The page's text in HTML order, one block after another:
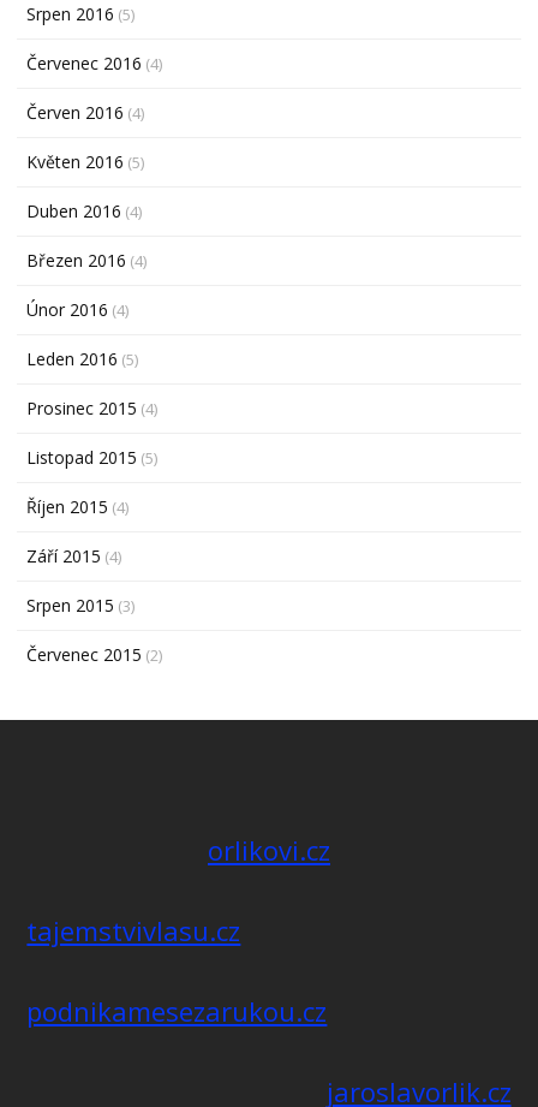
Srpen 2016 (5)
Červenec 2016 (4)
Červen 2016 (4)
Květen 2016 (5)
Duben 2016 (4)
Březen 2016 (4)
Únor 2016 (4)
Leden 2016 (5)
Prosinec 2015 (4)
Listopad 2015 (5)
Říjen 2015 (4)
Září 2015 (4)
Srpen 2015 (3)
Červenec 2015 (2)
orlikovi.cz
tajemstvivlasu.cz
podnikamesezarukou.cz
jaroslavorlik.cz